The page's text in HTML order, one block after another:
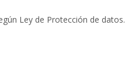
Ley de Protección de datos.